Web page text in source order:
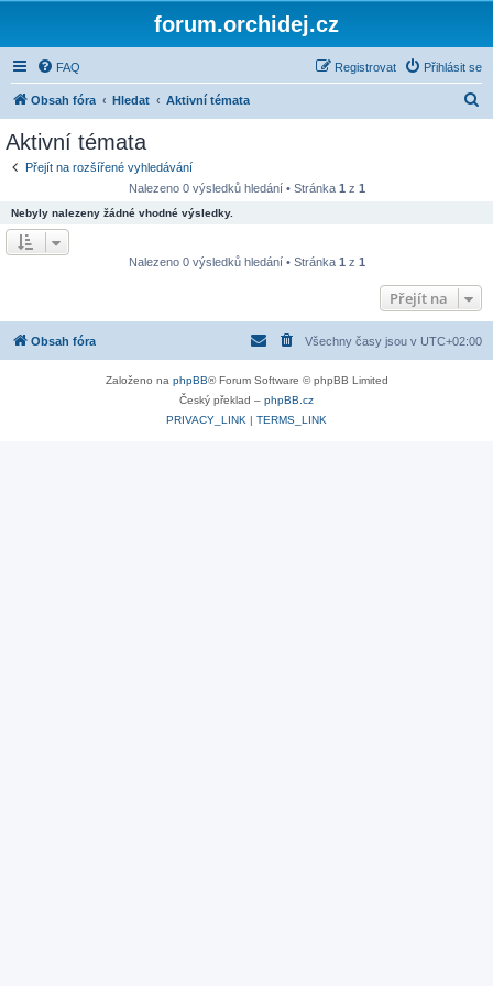
forum.orchidej.cz
FAQ Přihlásit se
Registrovat
Obsah fóra Hledat Aktivní témata
Aktivní témata
Přejít na rozšířené vyhledávání
Nalezeno 0 výsledků hledání • Stránka 1 z 1
Nebyly nalezeny žádné vhodné výsledky.
Nalezeno 0 výsledků hledání • Stránka 1 z 1
Přejít na
Obsah fóra Všechny časy jsou v UTC+02:00
Založeno na phpBB® Forum Software © phpBB Limited
Český překlad – phpBB.cz
PRIVACY_LINK | TERMS_LINK